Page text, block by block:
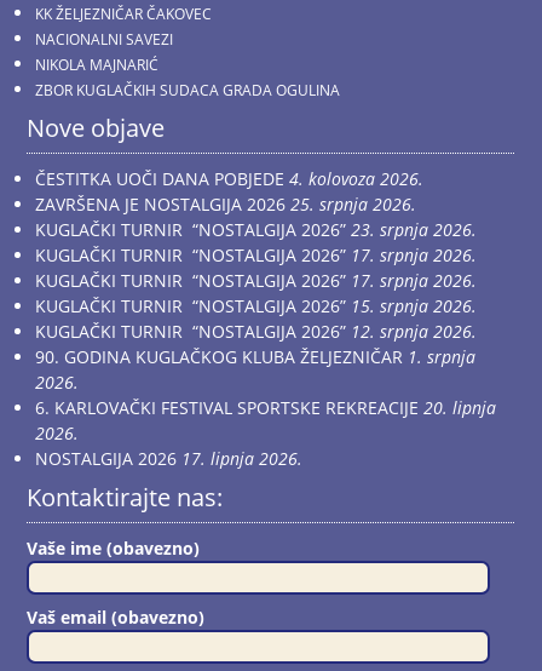
KK ŽELJEZNIČAR ČAKOVEC
NACIONALNI SAVEZI
NIKOLA MAJNARIĆ
ZBOR KUGLAČKIH SUDACA GRADA OGULINA
Nove objave
ČESTITKA UOČI DANA POBJEDE 4. kolovoza 2026.
ZAVRŠENA JE NOSTALGIJA 2026 25. srpnja 2026.
KUGLAČKI TURNIR “NOSTALGIJA 2026” 23. srpnja 2026.
KUGLAČKI TURNIR “NOSTALGIJA 2026” 17. srpnja 2026.
KUGLAČKI TURNIR “NOSTALGIJA 2026” 17. srpnja 2026.
KUGLAČKI TURNIR “NOSTALGIJA 2026” 15. srpnja 2026.
KUGLAČKI TURNIR “NOSTALGIJA 2026” 12. srpnja 2026.
90. GODINA KUGLAČKOG KLUBA ŽELJEZNIČAR 1. srpnja
2026.
6. KARLOVAČKI FESTIVAL SPORTSKE REKREACIJE 20. lipnja
2026.
NOSTALGIJA 2026 17. lipnja 2026.
Kontaktirajte nas:
Vaše ime (obavezno)
Vaš email (obavezno)